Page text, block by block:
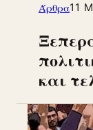
Άρθρα11
και